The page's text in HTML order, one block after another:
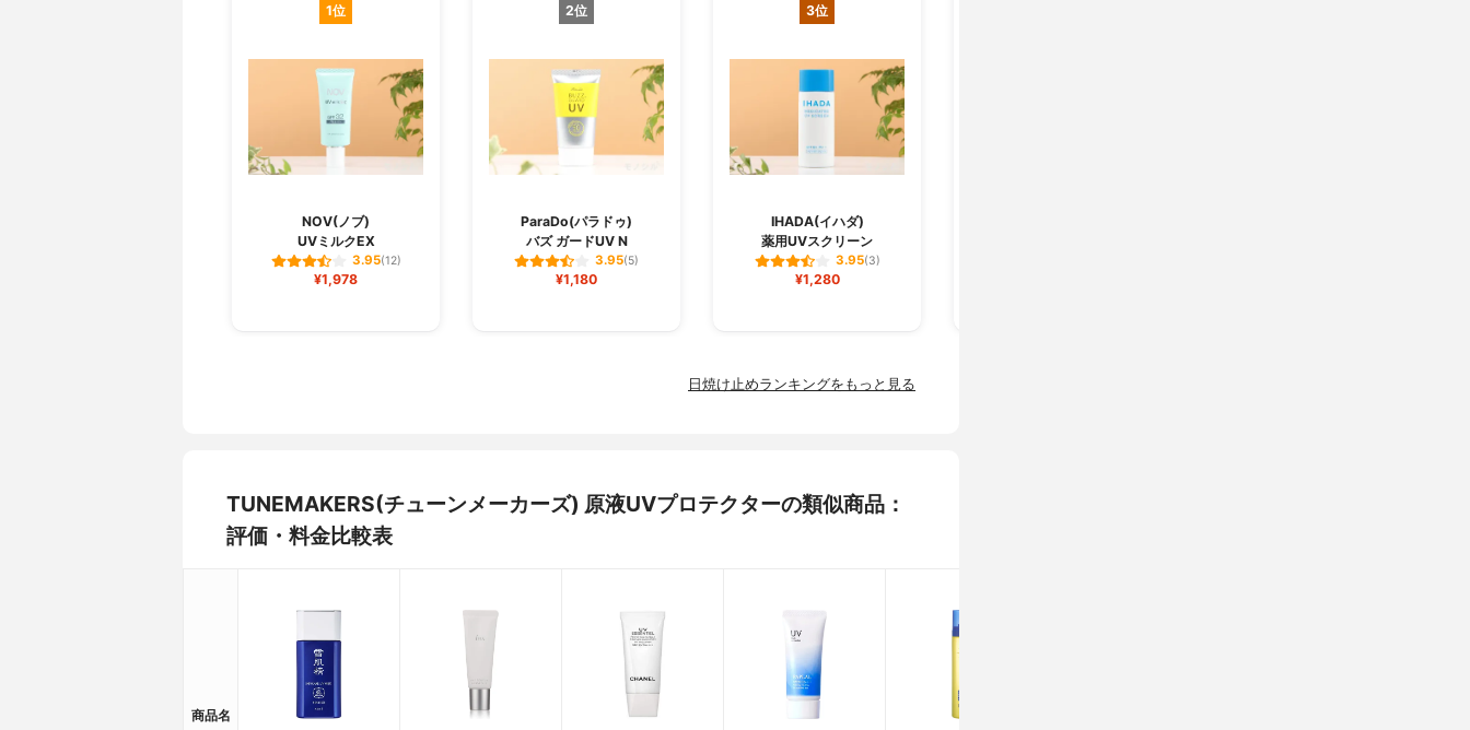
1位
NOV(ノブ)
UVミルクEX
3.95(12)
¥1,978
2位
ParaDo(パラドゥ)
バズ ガードUV N
3.95(5)
¥1,180
3位
IHADA(イハダ)
薬用UVスクリーン
3.95(3)
¥1,280
日焼け止めランキングをもっと見る
TUNEMAKERS(チューンメーカーズ) 原液UVプロテクターの類似商品：
評価・料金比較表
商品名